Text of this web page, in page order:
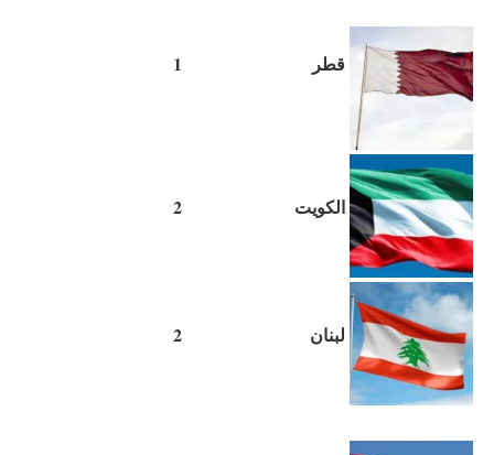
قطر 1
الكويت 2
لبنان 2